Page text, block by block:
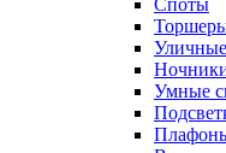
Споты
Уличные
Умные